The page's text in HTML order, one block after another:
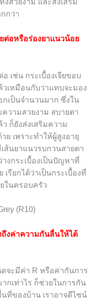
สวยงาม และส่งเสริม
กว่า
ต่อหรือร่องยาแนวน้อย
เช่น กระเบื้องเจียขอบ
วเหมือนกับว่าแทบจะมอง
กเป็นจำนวนมาก ซึ่งใน
วามสวยงาม สบายตา
ก็ยังส่งเสริมความ
ย เพราะทำให้ผู้สูงอายุ
ส้นยาแนวรบกวนสายตา
งกระเบื้องเป็นปัญหาที่
รียกได้ว่าเป็นกระเบื้องที่
ในครอบครัว
ถึงค่าความกันลื่นให้ได้
จะมีค่า R หรือค่ากันการ
กเท่าไร ก็ช่วยในการกัน
ที่ของบ้าน เราอาจดีไซน์